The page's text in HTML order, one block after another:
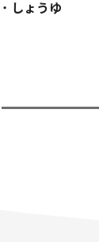
しょうゆ